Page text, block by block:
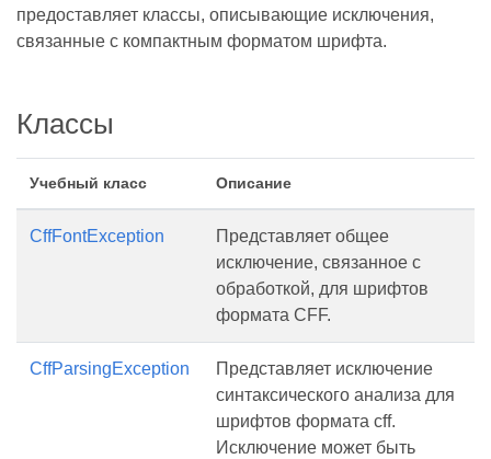
предоставляет классы, описывающие исключения,
связанные с компактным форматом шрифта.
Классы
Учебный класс Описание
CffFontException
Представляет общее
исключение, связанное с
обработкой, для шрифтов
формата CFF.
CffParsingException
Представляет исключение
синтаксического анализа для
шрифтов формата cff.
Исключение может быть